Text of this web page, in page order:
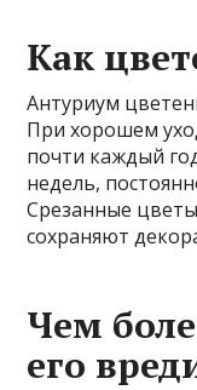
Как
Антуриум
При хорошем
почти каждый
недель,
Срезанные
сохраняют
Чем
его